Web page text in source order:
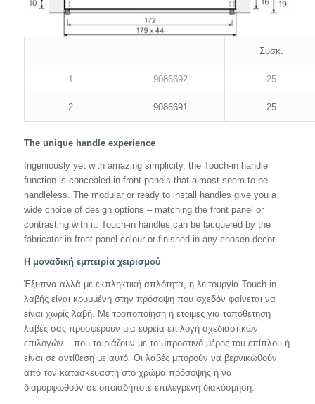
Συσκ.
1 9086692 25
2 9086691 25
The unique handle experience
Ingeniously yet with amazing simplicity, the Touch-in handle
function is concealed in front panels that almost seem to be
handleless. The modular or ready to install handles give you a
wide choice of design options – matching the front panel or
contrasting with it. Touch-in handles can be lacquered by the
fabricator in front panel colour or finished in any chosen decor.
Η μοναδική εμπειρία χειρισμού
Έξυπνα αλλά με εκπληκτική απλότητα, η λειτουργία Touch-in
λαβής είναι κρυμμένη στην πρόσοψη που σχεδόν φαίνεται να
είναι χωρίς λαβή. Με τροποποίηση ή έτοιμες για τοποθέτηση
λαβές σας προσφέρουν μια ευρεία επιλογή σχεδιαστικών
επιλογών – που ταιριάζουν με το μπροστινό μέρος του επίπλου ή
είναι σε αντίθεση με αυτό. Οι λαβές μπορούν να βερνικωθούν
από τον κατασκευαστή στο χρώμα πρόσοψης ή να
διαμορφωθούν σε οποιαδήποτε επιλεγμένη διακόσμηση.